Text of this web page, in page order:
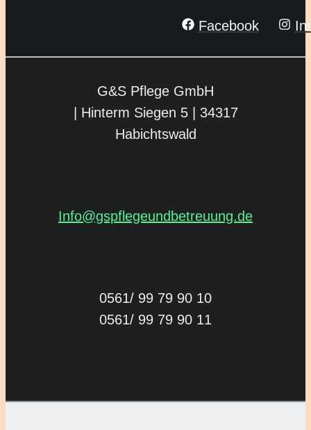
Facebook
G&S Pflege GmbH
| Hinterm Siegen 5 | 34317
Habichtswald
Info@gspflegeund­betreuung.de
0561/ 99 79 90 10
0561/ 99 79 90 11